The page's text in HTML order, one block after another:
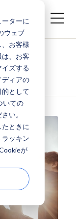
ターに
ウェブ
お客様
、お客
ズする
ディアの
として
いての
い。
ときに
ッキン
が